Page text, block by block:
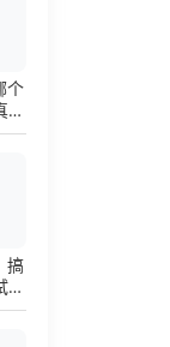
个
刀
搞
环
册